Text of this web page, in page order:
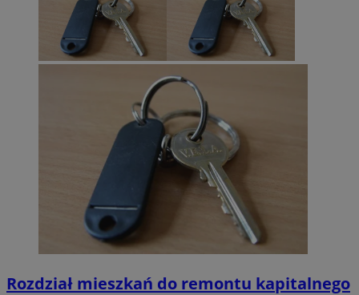
Rozdział mieszkań do remontu kapitalnego